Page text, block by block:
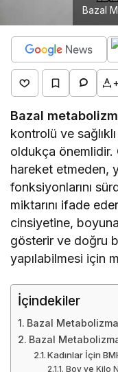
Bazal
+
Bazal
kontrolü ve
oldukça
hareket etmeden,
fonksiyonlarını
miktarını ifade
cinsiyetine,
gösterir ve doğru
yapılabilmesi için
İçindekiler
Bazal Metabolizma
Bazal
Kadınlar İçin
Boy ve Kilo